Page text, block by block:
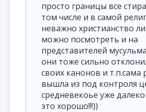
просто границы все
том числе и в самой
неважно христианство
можно посмотреть и на
представителей
они тоже сильно
своих канонов и т.п.сама
вышла из под контроля
средневекоье уже
это хорошо!!!))